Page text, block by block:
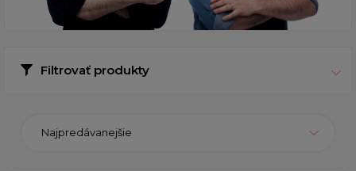
Filtrovať produkty
Najpredávanejšie